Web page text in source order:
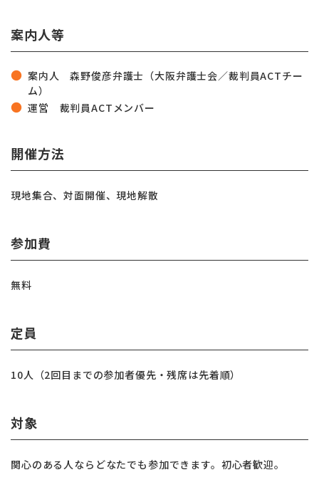
案内人等
案内人 森野俊彦弁護士（大阪弁護士会／裁判員ACTチー
ム）
運営 裁判員ACTメンバー
開催方法
現地集合、対面開催、現地解散
参加費
無料
定員
10人（2回目までの参加者優先・残席は先着順）
対象
関心のある人ならどなたでも参加できます。初心者歓迎。